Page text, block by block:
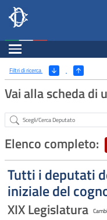
Deputati, Camera dei
Salta al contenuto
Salta al menu di
Espandi
Ricerca
Filtri di ricerca (Apri/Chiudi filtri)
Vai alla scheda di
Abstract
Elenco completo:
Tutti i deputati
iniziale del
XIX Legislatura
Navigazione pagine di
Fine pagina
Salta al contenuto
Salta al menu di
Vai a inizio pagina